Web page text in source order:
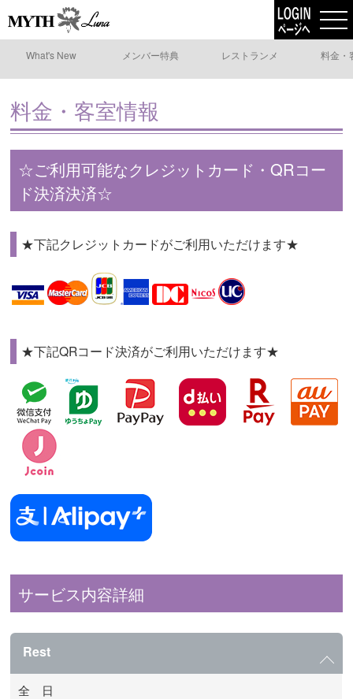
What's New メンバー特典
レストランメ
ニュー
料金・
報
料金・客室情報
☆ご利用可能なクレジットカード・QRコー
ド決済決済☆
★下記クレジットカードがご利用いただけます★
★下記QRコード決済がご利用いただけます★
サービス内容詳細
Rest
全 日